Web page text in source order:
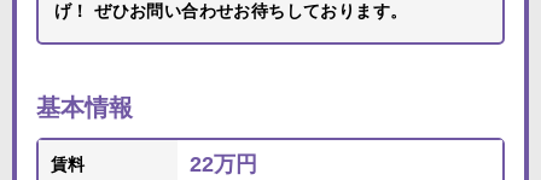
げ！ ぜひお問い合わせお待ちしております。
基本情報
賃料 22万円